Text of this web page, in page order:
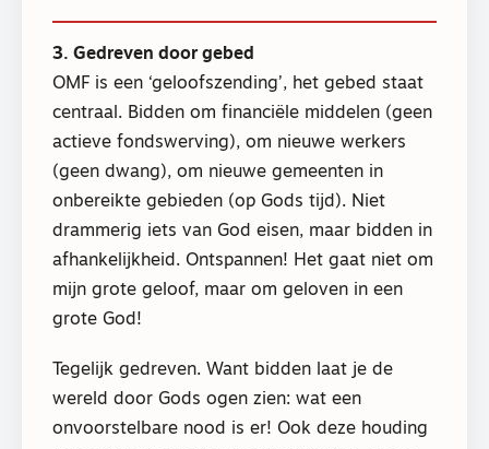
3. Gedreven door gebed
OMF is een ‘geloofszending’, het gebed staat
centraal. Bidden om financiële middelen (geen
actieve fondswerving), om nieuwe werkers
(geen dwang), om nieuwe gemeenten in
onbereikte gebieden (op Gods tijd). Niet
drammerig iets van God eisen, maar bidden in
afhankelijkheid. Ontspannen! Het gaat niet om
mijn grote geloof, maar om geloven in een
grote God!
Tegelijk gedreven. Want bidden laat je de
wereld door Gods ogen zien: wat een
onvoorstelbare nood is er! Ook deze houding